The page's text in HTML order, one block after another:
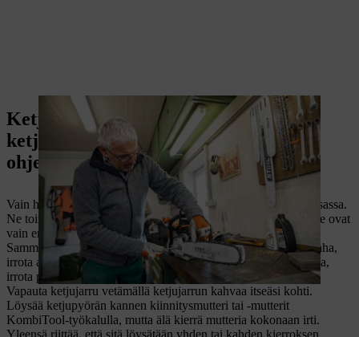
Ketjun kiristäminen etuosan
ketjunkiristimellä – yksityiskohtaiset
ohjeet
Vain harvoissa STIHL-moottorisahoissa on ketjunkiristin etuosassa.
Ne toimivat samalla tavalla kuin sivussa oleva ketjunkiristin, ne ovat
vain eri kohdassa.
Sammuta moottori. Jos kyseessä on akkukäyttöinen moottorisaha,
irrota akku. Jos kyseessä on puolestaan sähköinen moottorisaha,
irrota pistoke pistorasiasta.
Vapauta ketjujarru vetämällä ketjujarrun kahvaa itseäsi kohti.
Löysää ketjupyörän kannen kiinnitysmutteri tai -mutterit
KombiTool-työkalulla, mutta älä kierrä mutteria kokonaan irti.
Yleensä riittää, että sitä löysätään yhden tai kahden kierroksen